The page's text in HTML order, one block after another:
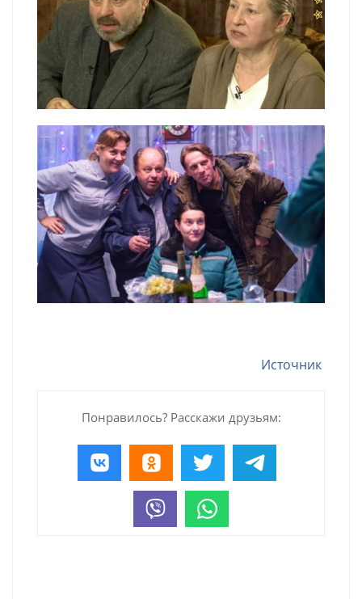
Источник
Понравилось? Расскажи друзьям: